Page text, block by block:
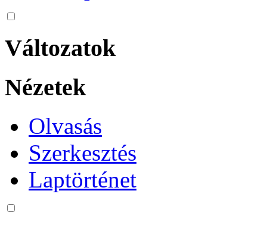
Változatok
Nézetek
Olvasás
Szerkesztés
Laptörténet